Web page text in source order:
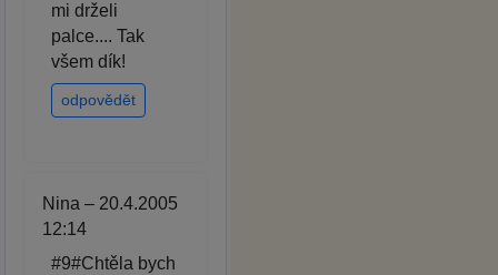
mi drželi
palce.... Tak
všem dík!
odpovědět
Nina – 20.4.2005
12:14
#9#Chtěla bych